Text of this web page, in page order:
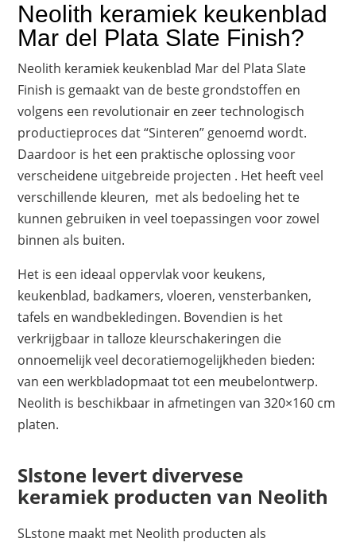
Neolith keramiek keukenblad
Mar del Plata Slate Finish?
Neolith keramiek keukenblad Mar del Plata Slate
Finish is gemaakt van de beste grondstoffen en
volgens een revolutionair en zeer technologisch
productieproces dat “Sinteren” genoemd wordt.
Daardoor is het een praktische oplossing voor
verscheidene uitgebreide projecten . Het heeft veel
verschillende kleuren, met als bedoeling het te
kunnen gebruiken in veel toepassingen voor zowel
binnen als buiten.
Het is een ideaal oppervlak voor keukens,
keukenblad, badkamers, vloeren, vensterbanken,
tafels en wandbekledingen. Bovendien is het
verkrijgbaar in talloze kleurschakeringen die
onnoemelijk veel decoratiemogelijkheden bieden:
van een werkbladopmaat tot een meubelontwerp.
Neolith is beschikbaar in afmetingen van 320×160 cm
platen.
Slstone levert divervese
keramiek producten van Neolith
SLstone maakt met Neolith producten als